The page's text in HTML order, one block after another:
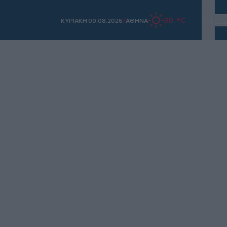
ΚΥΡΙΑΚΗ 09.08.2026/ΑΘΗΝΑ 30 °C